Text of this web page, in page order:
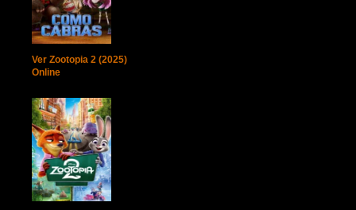
Ver Zootopia 2 (2025)
Online